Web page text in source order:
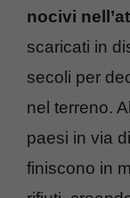
nocivi
scaricati in
secoli per
nel terreno.
paesi in via
finiscono in